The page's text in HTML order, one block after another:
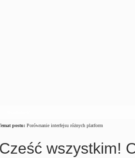
postu: Porównanie interfejsu różnych platform
Cześć wszystkim!